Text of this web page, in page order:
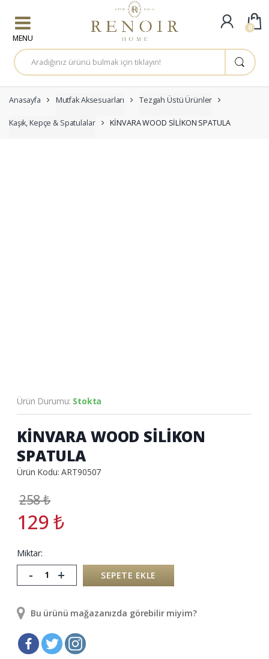
A
r
a
a
:
Anasayfa Mutfak Aksesuarları Tezgah Üstü Ürünler
Kaşık, Kepçe & Spatulalar KİNVARA WOOD SİLİKON SPATULA
Ürün Durumu: Stokta
KİNVARA WOOD SİLİKON
SPATULA
Ürün Kodu: ART90507
258₺
129₺
Miktar:
- + SEPETE EKLE
Bu ürünü mağazanızda görebilir miyim?
0